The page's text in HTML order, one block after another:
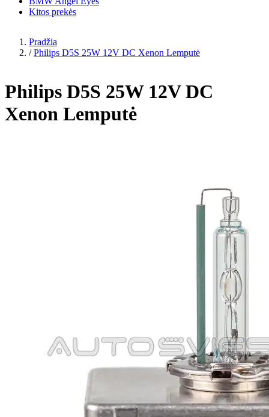
Kitos prekės
Pradžia
/ Philips D5S 25W 12V DC Xenon Lemputė
Philips D5S 25W 12V DC
Xenon Lemputė